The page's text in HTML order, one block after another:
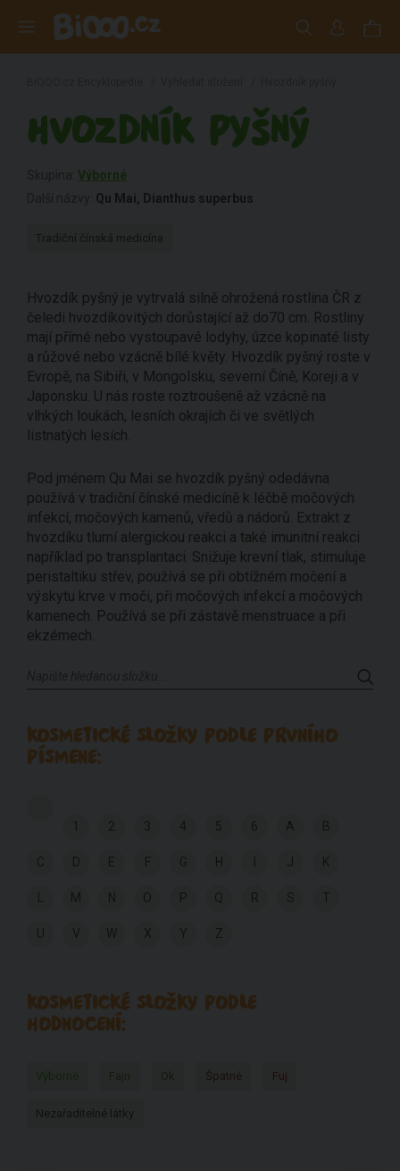
HVOZDNÍK PYŠNÝ
Výborné
Qu Mai, Dianthus superbus
Tradiční čínská medicína
Hvozdík pyšný je vytrvalá silně ohrožená rostlina ČR z
čeledi hvozdíkovitých dorůstající až do70 cm. Rostliny
mají přímé nebo vystoupavé lodyhy, úzce kopinaté listy
a růžové nebo vzácně bílé květy. Hvozdík pyšný roste v
Evropě, na Sibiři, v Mongolsku, severní Číně, Koreji a v
Japonsku. U nás roste roztroušeně až vzácně na
vlhkých loukách, lesních okrajích či ve světlých
listnatých lesích.
Pod jménem Qu Mai se hvozdík pyšný odedávna
používá v tradiční čínské medicíně k léčbě močových
infekcí, močových kamenů, vředů a nádorů. Extrakt z
hvozdíku tlumí alergickou reakci a také imunitní reakci
například po transplantaci. Snižuje krevní tlak, stimuluje
peristaltiku střev, používá se při obtížném močení a
výskytu krve v moči, při močových infekcí a močových
kamenech. Používá se při zástavě menstruace a při
ekzémech.
KOSMETICKÉ SLOŽKY PODLE PRVNÍHO
PÍSMENE:
1 2 3 4 5 6 A B
C D E F G H I J K
L M N O P Q R S T
U V W X Y Z
KOSMETICKÉ SLOŽKY PODLE
HODNOCENÍ:
Výborné Fajn Ok Špatné Fuj
Nezařaditelné látky